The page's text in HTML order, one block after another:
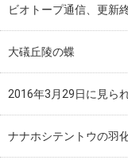
ビオトープ通信、更新
大礒丘陵の蝶
2016年3月29日に見ら
ナナホシテントウの羽